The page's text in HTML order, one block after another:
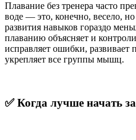
Плавание без тренера часто
воде — это, конечно, весело,
развития навыков гораздо
плаванию объясняет и
исправляет ошибки, развивает
укрепляет все группы мышц.
✅Когда лучше начать